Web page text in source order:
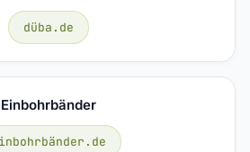
düba.de
Einbohrbänder